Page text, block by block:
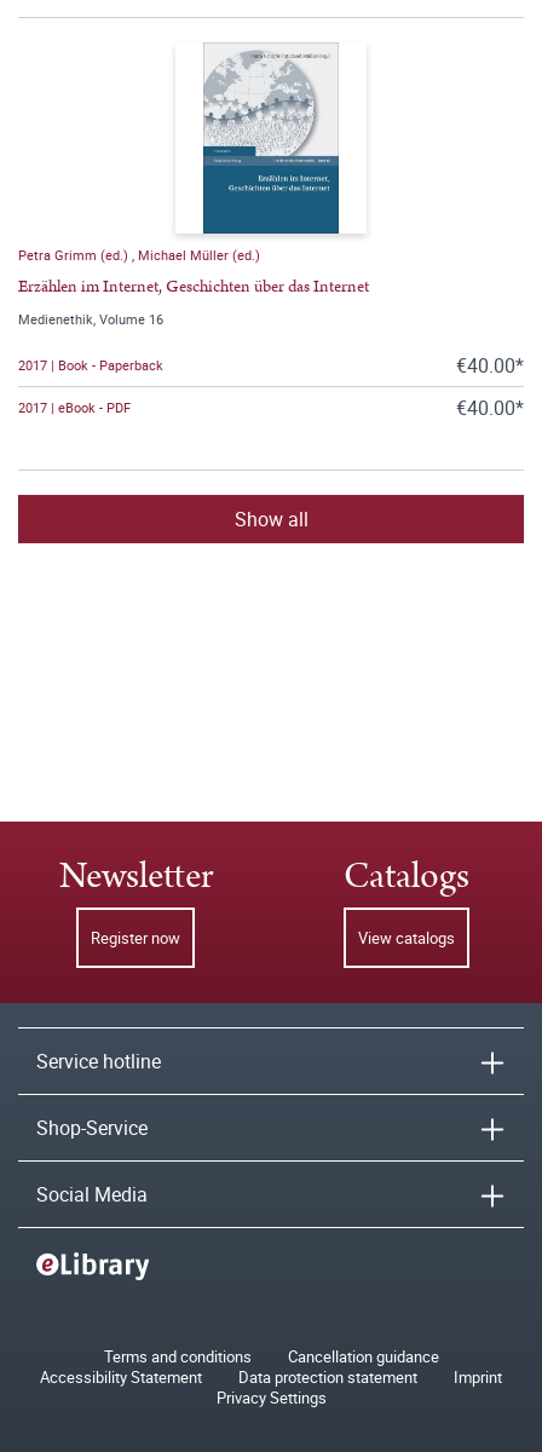
Petra Grimm (ed.) Michael Müller (ed.)
Erzählen im Internet, Geschichten über das Internet
Medienethik, Volume 16
2017 | Book - Paperback €40.00*
2017 | eBook - PDF €40.00*
Show all
Newsletter
Register now
Catalogs
View catalogs
Service hotline
Shop-Service
Social Media
Terms and conditions
Cancellation guidance
Accessibility Statement
Data protection statement
Imprint
Privacy Settings